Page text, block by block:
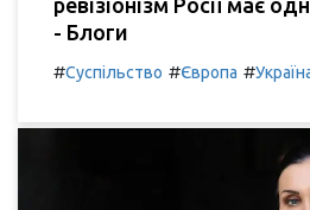
ревізіонізм Росії має
- Блоги
#Суспільство #Європа #